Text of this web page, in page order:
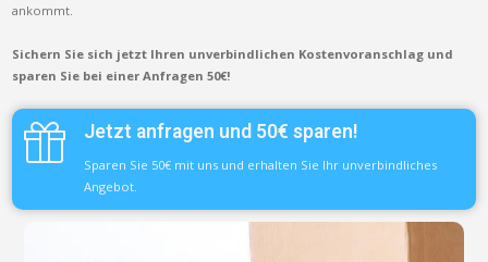
ankommt.
Sichern Sie sich jetzt Ihren unverbindlichen Kostenvoranschlag und
sparen Sie bei einer Anfragen 50€!
Jetzt anfragen und 50€ sparen!
Sparen Sie 50€ mit uns und erhalten Sie Ihr unverbindliches
Angebot.